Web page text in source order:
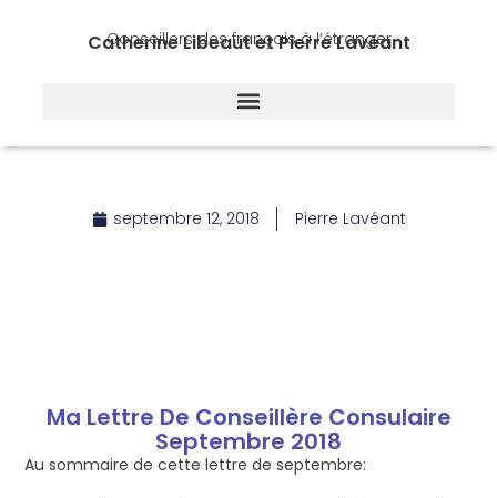
Catherine Libeaut et Pierre Lavéant
Conseillers des français à l’étranger
septembre 12, 2018 Pierre Lavéant
Ma Lettre De Conseillère Consulaire
Septembre 2018
Au sommaire de cette lettre de septembre: